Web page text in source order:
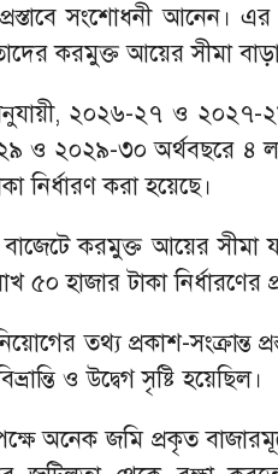
সংশোধনী আনেন।
করমুক্ত আয়ের সীমা
২০২৬-২৭ ও
ও ২০২৯-৩০ অর্থবছরে ৪
নির্ধারণ করা হয়েছে।
করমুক্ত আয়ের সীমা
৫০ হাজার টাকা নির্ধারণের
তথ্য প্রকাশ-সংক্রান্ত
ও উদ্বেগ সৃষ্টি হয়েছিল।
অনেক জমি প্রকৃত